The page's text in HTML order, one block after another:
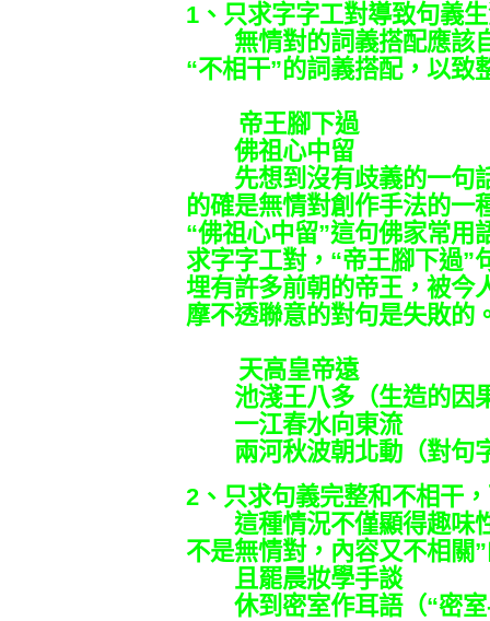
1、只求字字工對導致句義
無情對的詞義搭配應該
“不相干”的詞義搭配，以致
帝王腳下過
佛祖心中留
先想到沒有歧義的一句
的確是無情對創作手法的一
“佛祖心中留”這句佛家常用
求字字工對，“帝王腳下過”
埋有許多前朝的帝王，被今
摩不透聯意的對句是失敗的
天高皇帝遠
池淺王八多（生造的因
一江春水向東流
兩河秋波朝北動（對句
2、只求句義完整和不相干
這種情況不僅顯得趣味
不是無情對，內容又不相關
且罷晨妝學手談
休到密室作耳語（“密室-